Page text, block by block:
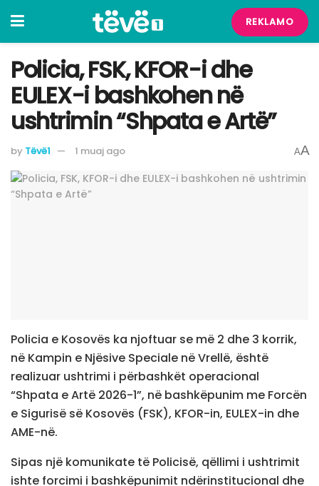
REKLAMO
Policia, FSK, KFOR-i dhe
EULEX-i bashkohen në
ushtrimin “Shpata e Artë”
by Tëvë1 1 muaj ago AA
Policia e Kosovës ka njoftuar se më 2 dhe 3 korrik,
në Kampin e Njësive Speciale në Vrellë, është
realizuar ushtrimi i përbashkët operacional
“Shpata e Artë 2026-1”, në bashkëpunim me Forcën
e Sigurisë së Kosovës (FSK), KFOR-in, EULEX-in dhe
AME-në.
Sipas një komunikate të Policisë, qëllimi i ushtrimit
ishte forcimi i bashkëpunimit ndërinstitucional dhe